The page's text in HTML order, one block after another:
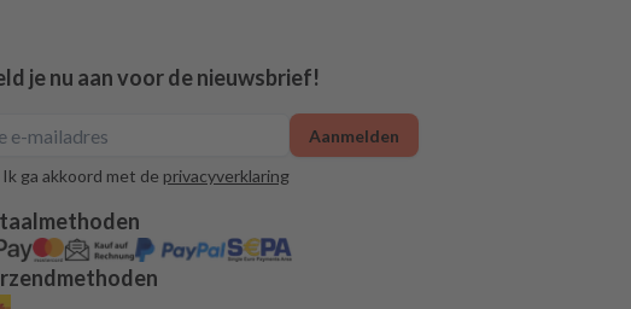
je nu aan voor de nieuwsbrief!
Ik ga akkoord met de privacyverklaring
Aanmelden